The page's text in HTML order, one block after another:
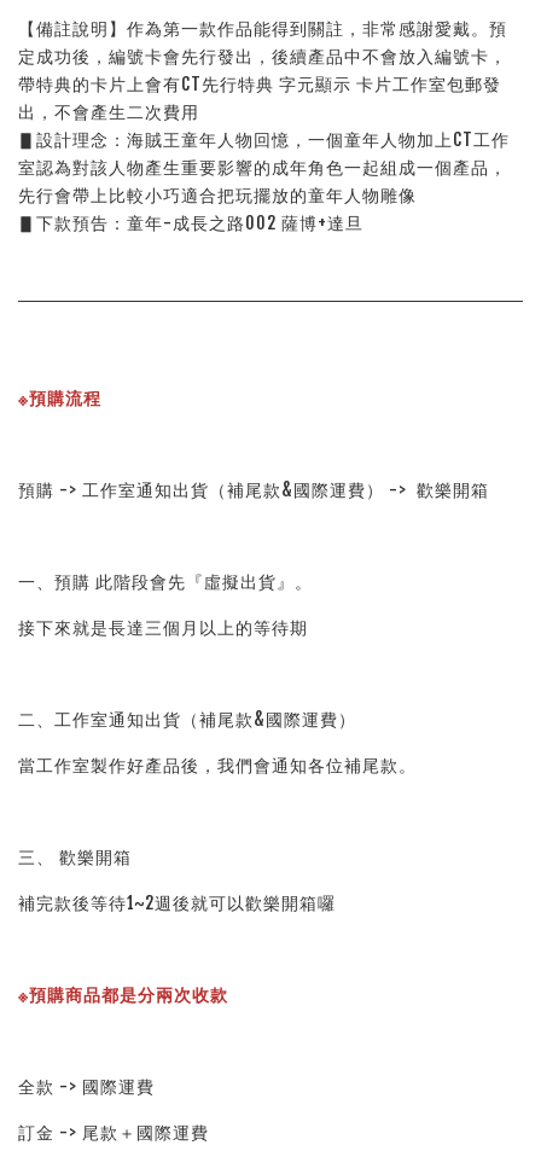
【備註說明】作為第一款作品能得到關註，非常感謝愛戴。預
定成功後，編號卡會先行發出，後續產品中不會放入編號卡，
帶特典的卡片上會有CT先行特典 字元顯示 卡片工作室包郵發
出，不會產生二次費用
▋設計理念：海賊王童年人物回憶，一個童年人物加上CT工作
室認為對該人物產生重要影響的成年角色一起組成一個產品，
先行會帶上比較小巧適合把玩擺放的童年人物雕像
▋下款預告：童年-成長之路002 薩博+達旦
※預購流程
預購 -> 工作室通知出貨（補尾款&國際運費） ->  歡樂開箱
一、預購 此階段會先『虛擬出貨』。
接下來就是長達三個月以上的等待期
二、工作室通知出貨（補尾款&國際運費）
當工作室製作好產品後，我們會通知各位補尾款。
三、 歡樂開箱
補完款後等待1~2週後就可以歡樂開箱囉
※預購商品都是分兩次收款
全款 -> 國際運費
訂金 -> 尾款＋國際運費